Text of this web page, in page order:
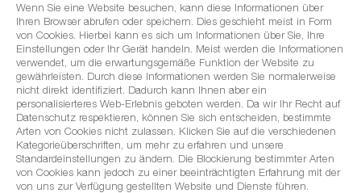
Wenn Sie eine Website besuchen, kann diese Informationen über
Ihren Browser abrufen oder speichern. Dies geschieht meist in Form
von Cookies. Hierbei kann es sich um Informationen über Sie, Ihre
Einstellungen oder Ihr Gerät handeln. Meist werden die Informationen
verwendet, um die erwartungsgemäße Funktion der Website zu
gewährleisten. Durch diese Informationen werden Sie normalerweise
nicht direkt identifiziert. Dadurch kann Ihnen aber ein
personalisierteres Web-Erlebnis geboten werden. Da wir Ihr Recht auf
Datenschutz respektieren, können Sie sich entscheiden, bestimmte
Arten von Cookies nicht zulassen. Klicken Sie auf die verschiedenen
Kategorieüberschriften, um mehr zu erfahren und unsere
Standardeinstellungen zu ändern. Die Blockierung bestimmter Arten
von Cookies kann jedoch zu einer beeinträchtigten Erfahrung mit der
von uns zur Verfügung gestellten Website und Dienste führen.